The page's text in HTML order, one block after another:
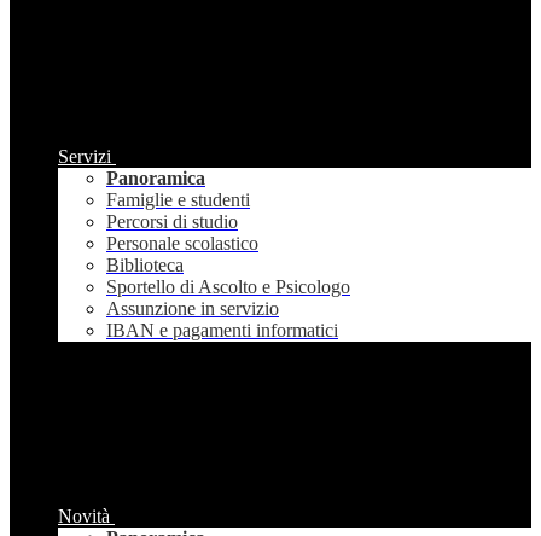
Servizi
Panoramica
Famiglie e studenti
Percorsi di studio
Personale scolastico
Biblioteca
Sportello di Ascolto e Psicologo
Assunzione in servizio
IBAN e pagamenti informatici
Novità